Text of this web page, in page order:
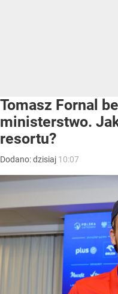
Tomasz Fornal
ministerstwo.
resortu?
Dodano:dzisiaj 10:07